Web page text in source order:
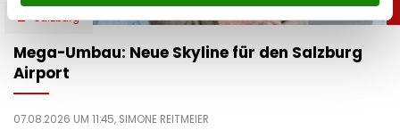
salzburg
Mega-Umbau: Neue Skyline für den Salzburg
Airport
07.08.2026 UM 11:45, SIMONE REITMEIER